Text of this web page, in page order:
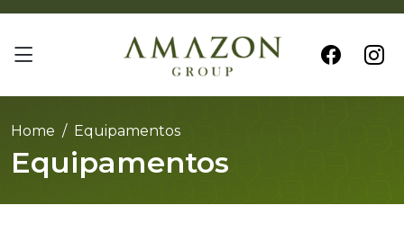
Home Equipamentos
Equipamentos